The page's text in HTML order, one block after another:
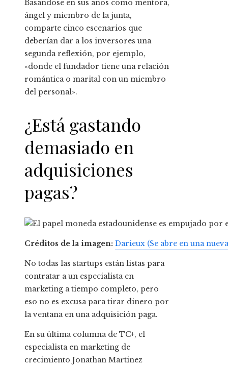
Basándose en sus años como mentora,
ángel y miembro de la junta,
comparte cinco escenarios que
deberían dar a los inversores una
segunda reflexión, por ejemplo,
«donde el fundador tiene una relación
romántica o marital con un miembro
del personal».
¿Está gastando
demasiado en
adquisiciones
pagas?
Créditos de la imagen: Darieux (Se abre en una
No todas las startups están listas para
contratar a un especialista en
marketing a tiempo completo, pero
eso no es excusa para tirar dinero por
la ventana en una adquisición paga.
En su última columna de TC+, el
especialista en marketing de
crecimiento Jonathan Martinez